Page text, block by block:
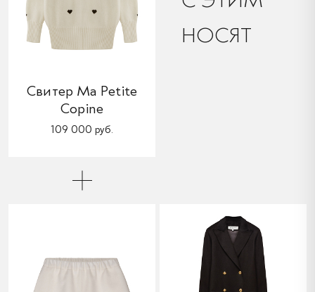
НОСЯТ
Свитер Ma Petite
Copine
109 000 руб.